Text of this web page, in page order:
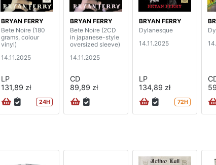
BRYAN FERRY
Bete Noire (180
grams, colour
vinyl)
14.11.2025
LP
131,89 zł
24H
BRYAN FERRY
Bete Noire (2CD
in japanese-style
oversized sleeve)
14.11.2025
CD
89,89 zł
BRYAN FERRY
Dylanesque
14.11.2025
LP
134,89 zł
72H